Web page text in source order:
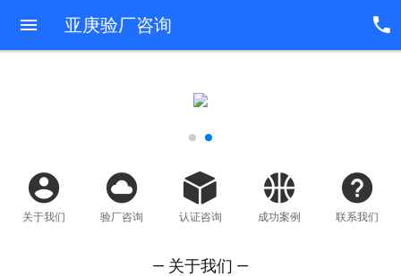
亚庚验厂咨询
关于我们 验厂咨询 认证咨询 成功案例 联系我们
— 关于我们 —